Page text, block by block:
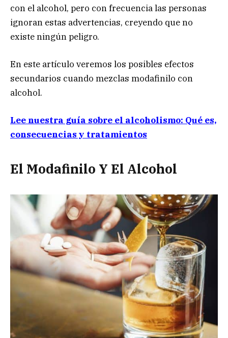
con el alcohol, pero con frecuencia las personas
ignoran estas advertencias, creyendo que no
existe ningún peligro.
En este artículo veremos los posibles efectos
secundarios cuando mezclas modafinilo con
alcohol.
Lee nuestra guía sobre el alcoholismo: Qué es,
consecuencias y tratamientos
El Modafinilo Y El Alcohol